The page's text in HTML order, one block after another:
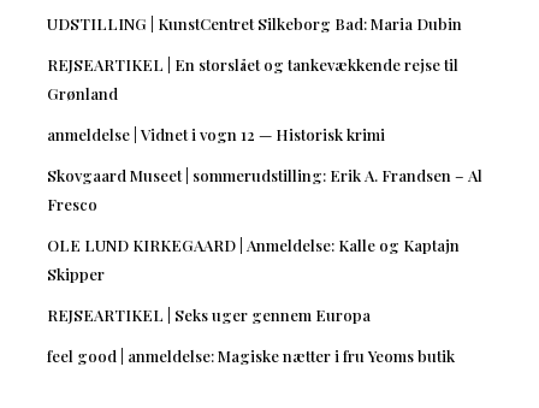
UDSTILLING | KunstCentret Silkeborg Bad: Maria Dubin
REJSEARTIKEL | En storslået og tankevækkende rejse til
Grønland
anmeldelse | Vidnet i vogn 12 — Historisk krimi
Skovgaard Museet | sommerudstilling: Erik A. Frandsen – Al
Fresco
OLE LUND KIRKEGAARD | Anmeldelse: Kalle og Kaptajn
Skipper
REJSEARTIKEL | Seks uger gennem Europa
feel good | anmeldelse: Magiske nætter i fru Yeoms butik